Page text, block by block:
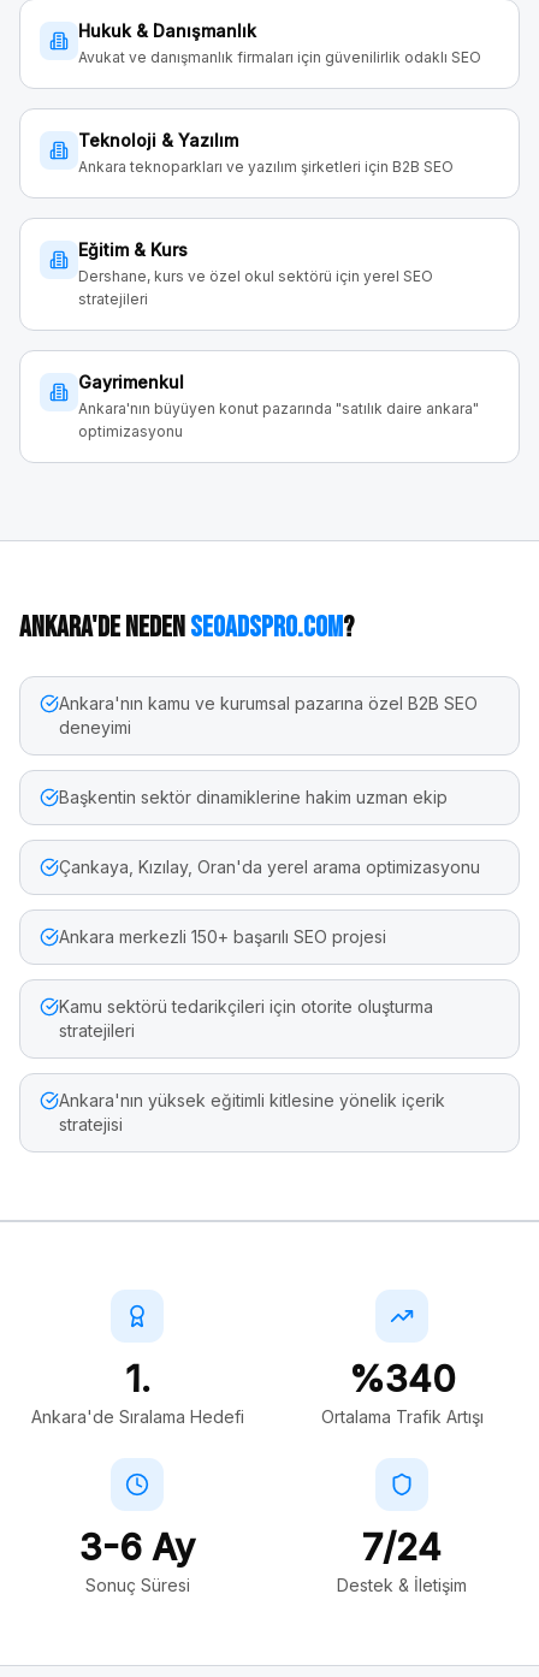
Hukuk & Danışmanlık
Avukat ve danışmanlık firmaları için güvenilirlik odaklı SEO
Teknoloji & Yazılım
Ankara teknoparkları ve yazılım şirketleri için B2B SEO
Eğitim & Kurs
Dershane, kurs ve özel okul sektörü için yerel SEO
stratejileri
Gayrimenkul
Ankara'nın büyüyen konut pazarında "satılık daire ankara"
optimizasyonu
Ankara'de Nedenseoadspro.com?
Ankara'nın kamu ve kurumsal pazarına özel B2B SEO
deneyimi
Başkentin sektör dinamiklerine hakim uzman ekip
Çankaya, Kızılay, Oran'da yerel arama optimizasyonu
Ankara merkezli 150+ başarılı SEO projesi
Kamu sektörü tedarikçileri için otorite oluşturma
stratejileri
Ankara'nın yüksek eğitimli kitlesine yönelik içerik
stratejisi
1.
Ankara'de Sıralama Hedefi
%340
Ortalama Trafik Artışı
3-6 Ay
Sonuç Süresi
7/24
Destek & İletişim